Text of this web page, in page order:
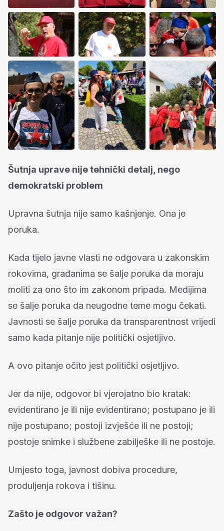
Šutnja uprave nije tehnički detalj, nego
demokratski problem
Upravna šutnja nije samo kašnjenje. Ona je
poruka.
Kada tijelo javne vlasti ne odgovara u zakonskim
rokovima, građanima se šalje poruka da moraju
moliti za ono što im zakonom pripada. Medijima
se šalje poruka da neugodne teme mogu čekati.
Javnosti se šalje poruka da transparentnost vrijedi
samo kada pitanje nije politički osjetljivo.
A ovo pitanje očito jest politički osjetljivo.
Jer da nije, odgovor bi vjerojatno bio kratak:
evidentirano je ili nije evidentirano; postupano je ili
nije postupano; postoji izvješće ili ne postoji;
postoje snimke i službene zabilješke ili ne postoje.
Umjesto toga, javnost dobiva procedure,
produljenja rokova i tišinu.
Zašto je odgovor važan?